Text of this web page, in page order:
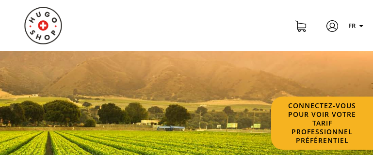
FR
CONNECTEZ-VOUS
POUR VOIR VOTRE
TARIF
PROFESSIONNEL
PRÉFÉRENTIEL